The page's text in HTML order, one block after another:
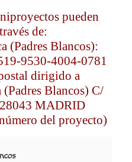
pueden
de:
(Padres Blancos):
9530-4004-0781
dirigido a
Blancos) C/
MADRID
del proyecto)